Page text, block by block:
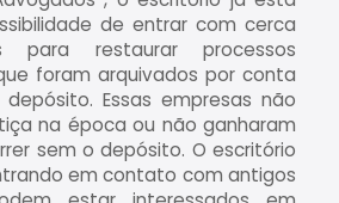
de entrar com cerca
restaurar processos
foram arquivados por conta
Essas empresas não
na época ou não ganharam
sem o depósito. O escritório
em contato com antigos